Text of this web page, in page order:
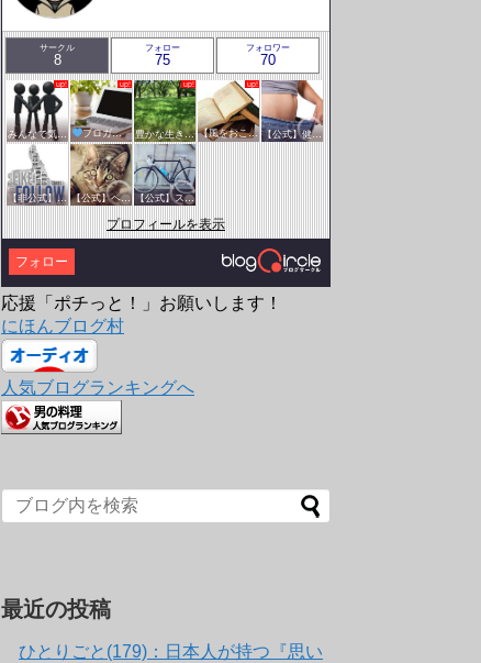
サークル
8
フォロー
75
フォロワー
70
みんなで気軽にアクセスアップ ブロガー応援&更新報告♪ 豊かな生き方サークル 【風をおこそう☆彡】アクセスアップ研究会♪♪ 【公式】健康・医療サークル
【非公式】相互フォローサークル 【公式】ペットサークル 【公式】スポーツ・アウトドアサークル
プロフィールを表示
フォロー
応援「ポチっと！」お願いします！
にほんブログ村
人気ブログランキングへ
最近の投稿
ひとりごと(179)：日本人が持つ『思い